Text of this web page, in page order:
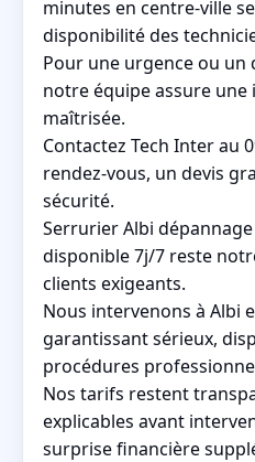
minutes en centre-ville
disponibilité des
Pour une urgence ou
notre équipe assure
maîtrisée.
Contactez Tech Inter au
rendez-vous, un devis
sécurité.
Serrurier Albi
disponible 7j/7 reste
clients exigeants.
Nous intervenons à Albi
garantissant sérieux,
procédures
Nos tarifs restent
explicables avant
surprise financière